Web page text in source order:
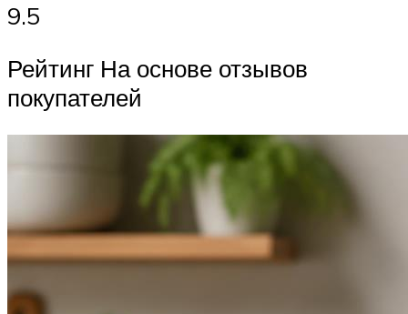
9.5
Рейтинг На основе отзывов
покупателей